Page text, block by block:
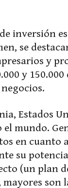
inversión
se
y
y 150.000
Estados
mundo.
en cuanto
su
(un plan
son